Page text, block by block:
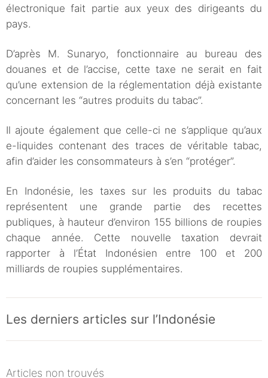
électronique fait partie aux yeux des dirigeants du
pays.
D’après M. Sunaryo, fonctionnaire au bureau des
douanes et de l’accise, cette taxe ne serait en fait
qu’une extension de la réglementation déjà existante
concernant les “autres produits du tabac”.
Il ajoute également que celle-ci ne s’applique qu’aux
e-liquides contenant des traces de véritable tabac,
afin d’aider les consommateurs à s’en “protéger”.
En Indonésie, les taxes sur les produits du tabac
représentent une grande partie des recettes
publiques, à hauteur d’environ 155 billions de roupies
chaque année. Cette nouvelle taxation devrait
rapporter à l’État Indonésien entre 100 et 200
milliards de roupies supplémentaires.
Les derniers articles sur l’Indonésie
Articles non trouvés